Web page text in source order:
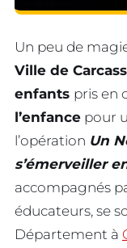
Un peu de
Ville de
enfants pris en
l’enfance pour
l’opération Un
s’émerveiller
accompagnés
éducateurs, se
Département à